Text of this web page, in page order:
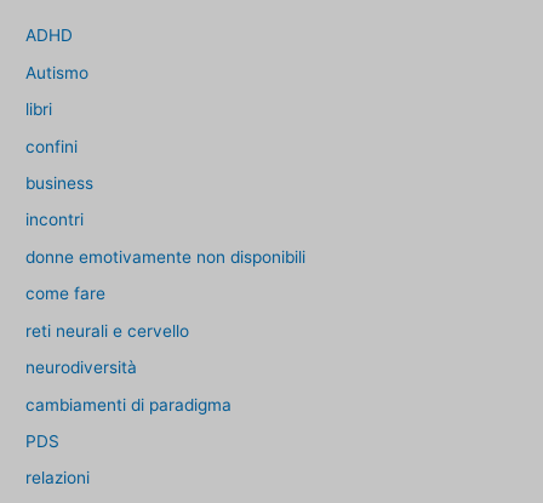
ADHD
Autismo
libri
confini
business
incontri
donne emotivamente non disponibili
come fare
reti neurali e cervello
neurodiversità
cambiamenti di paradigma
PDS
relazioni